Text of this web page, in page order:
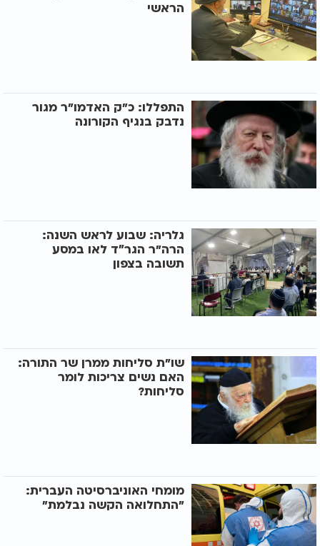
הראשי
התפללו: כ"ק האדמו"ר מגור
נדבק בנגיף הקורונה
גלריה: שבוע לראש השנה:
הרה"ר הגר״ד לאו במסע
תשובה בצפון
שו"ת סליחות ממרן שר התורה:
האם נשים צריכות לומר
סליחות?
מומחי האוניברסיטה העברית:
"התחלואה הקשה נבלמת"